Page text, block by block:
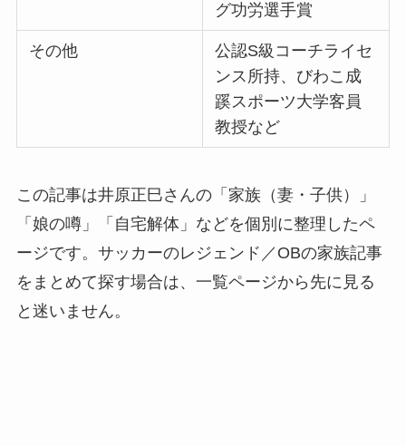
グ功労選手賞
その他
公認S級コーチライセ
ンス所持、びわこ成
蹊スポーツ大学客員
教授など
この記事は井原正巳さんの「家族（妻・子供）」
「娘の噂」「自宅解体」などを個別に整理したペ
ージです。サッカーのレジェンド／OBの家族記事
をまとめて探す場合は、一覧ページから先に見る
と迷いません。